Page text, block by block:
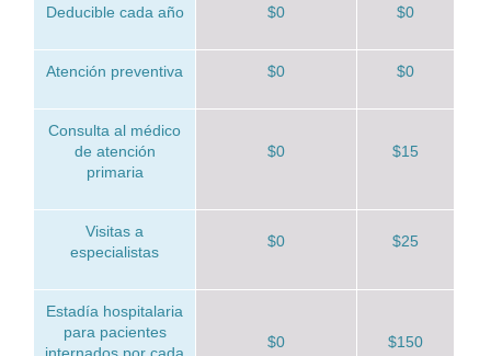
Deducible cada año $0 $0
Atención preventiva $0 $0
Consulta al médico
de atención
primaria
$0 $15
Visitas a
especialistas
$0 $25
Estadía hospitalaria
para pacientes
$0 $150